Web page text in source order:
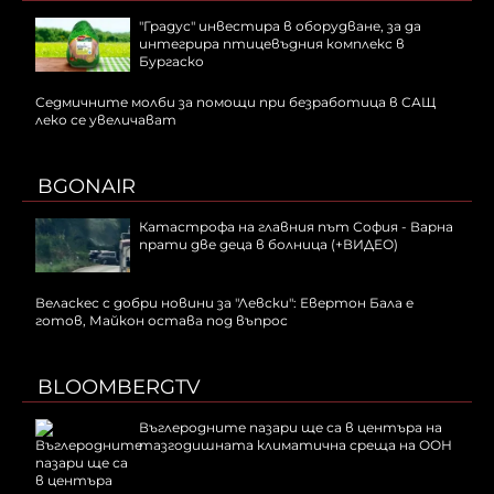
"Градус" инвестира в оборудване, за да
интегрира птицевъдния комплекс в
Бургаско
Седмичните молби за помощи при безработица в САЩ
леко се увеличават
BGONAIR
Катастрофа на главния път София - Варна
прати две деца в болница (+ВИДЕО)
Веласкес с добри новини за "Левски": Евертон Бала е
готов, Майкон остава под въпрос
BLOOMBERGTV
Въглеродните пазари ще са в центъра на
тазгодишната климатична среща на ООН